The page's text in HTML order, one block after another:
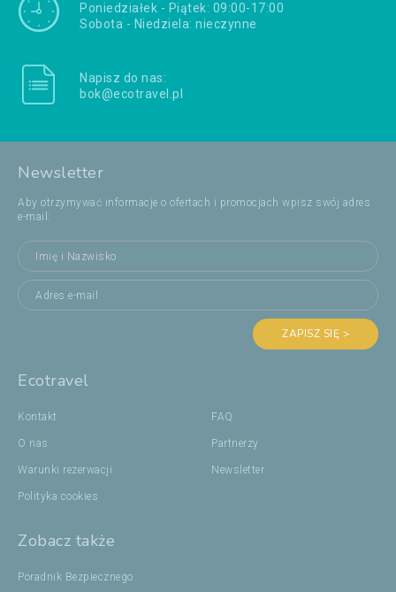
Poniedziałek - Piątek: 09:00-17:00
Sobota - Niedziela: nieczynne
Napisz do nas:
bok@ecotravel.pl
Newsletter
Aby otrzymywać informacje o ofertach i promocjach wpisz swój adres
e-mail:
ZAPISZ SIĘ >
Ecotravel
Kontakt
O nas
Warunki rezerwacji
Polityka cookies
FAQ
Partnerzy
Newsletter
Zobacz także
Poradnik Bezpiecznego